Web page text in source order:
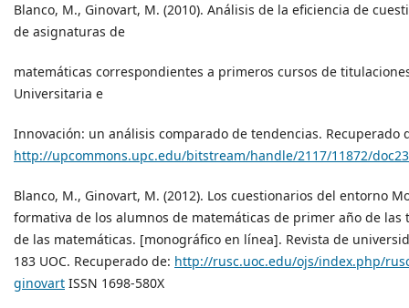
Blanco, M., Ginovart, M. (2010). Análisis de la eficiencia de
de asignaturas de
matemáticas correspondientes a primeros cursos de
Universitaria e
Innovación: un análisis comparado de tendencias. Recuperado
http://upcommons.upc.edu/bitstream/handle/2117/11872/
Blanco, M., Ginovart, M. (2012). Los cuestionarios del entorno
formativa de los alumnos de matemáticas de primer año de
de las matemáticas. [monográfico en línea]. Revista de
183 UOC. Recuperado de: http://rusc.uoc.edu/ojs/index.php/
ginovart ISSN 1698-580X